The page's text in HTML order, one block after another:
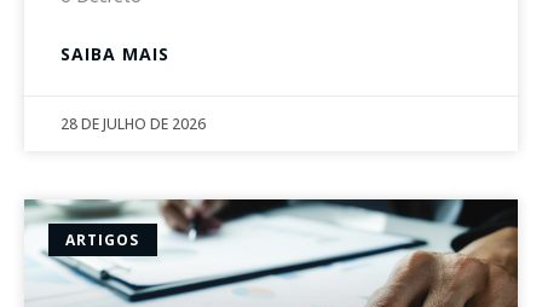
SAIBA MAIS
28 DE JULHO DE 2026
ARTIGOS